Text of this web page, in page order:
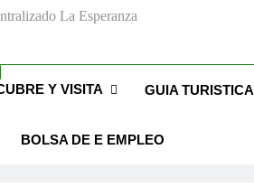
La Esperanza
Y VISITA GUIA TURISTICA
BOLSA DE E EMPLEO